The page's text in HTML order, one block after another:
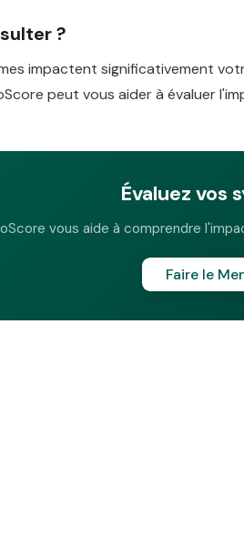
?
impactent significativement
peut vous aider à évaluer
Évaluez vos
vous aide à comprendre
Faire le